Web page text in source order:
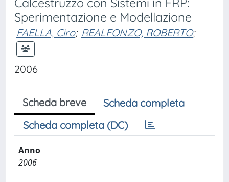
Sperimentazione e Modellazione
FAELLA, Ciro; REALFONZO, ROBERTO;
2006
Scheda breve
Scheda completa
Scheda completa (DC)
Anno
2006